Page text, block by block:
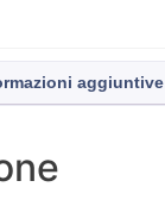
aggiuntive